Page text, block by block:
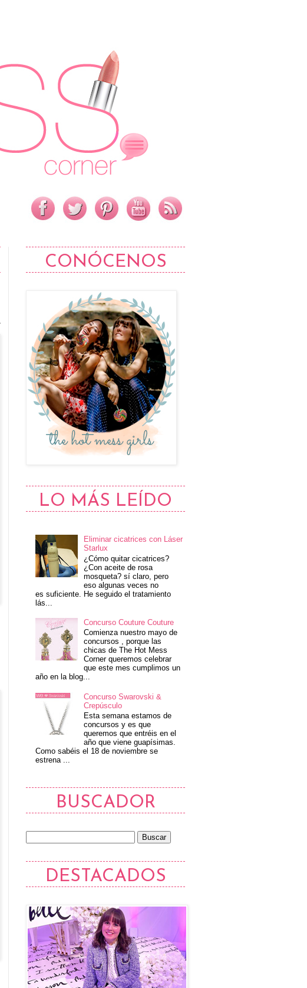
CONÓCENOS
LO MÁS LEÍDO
Eliminar cicatrices con Láser
Starlux
¿Cómo quitar cicatrices?
¿Con aceite de rosa
mosqueta? sí claro, pero
eso algunas veces no
es suficiente. He seguido el tratamiento
lás...
Concurso Couture Couture
Comienza nuestro mayo de
concursos , porque las
chicas de The Hot Mess
Corner queremos celebrar
que este mes cumplimos un
año en la blog...
Concurso Swarovski &
Crepúsculo
Esta semana estamos de
concursos y es que
queremos que entréis en el
año que viene guapísimas.
Como sabéis el 18 de noviembre se
estrena ...
BUSCADOR
DESTACADOS